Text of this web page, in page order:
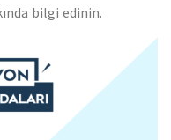
bilgi edinin.